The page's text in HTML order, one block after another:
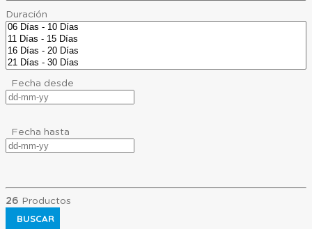
Duración
Fecha desde
Fecha hasta
26 Productos
BUSCAR